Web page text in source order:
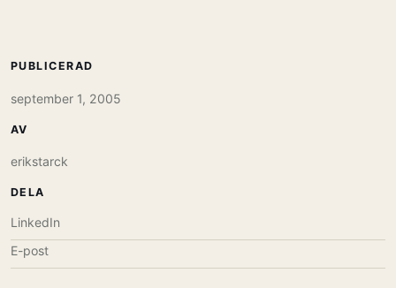
PUBLICERAD
september 1, 2005
AV
erikstarck
DELA
LinkedIn
E-post